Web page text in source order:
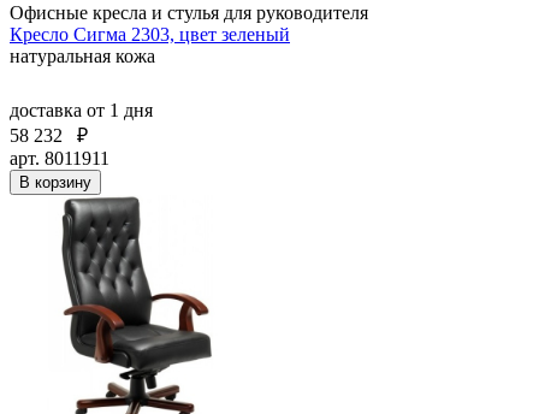
Офисные кресла и стулья для руководителя
Кресло Сигма 2303, цвет зеленый
натуральная кожа
доставка от 1 дня
58 232
₽
арт. 8011911
В корзину